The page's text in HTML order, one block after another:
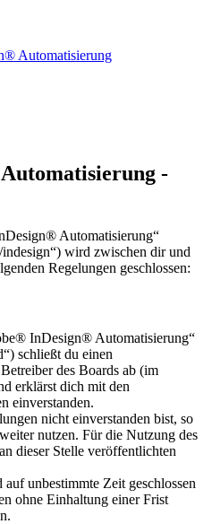
Automatisierung
-
Automatisierung“
wird zwischen dir und
Regelungen geschlossen:
InDesign® Automatisierung“
schließt du einen
des Boards ab (im
erklärst dich mit den
einverstanden.
nicht einverstanden bist, so
nutzen. Für die Nutzung des
dieser Stelle veröffentlichten
unbestimmte Zeit geschlossen
ohne Einhaltung einer Frist